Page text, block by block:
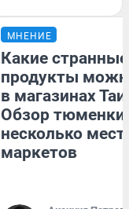
МНЕНИЕ
Какие странные
продукты
в магазинах
Обзор тюменки
несколько
маркетов